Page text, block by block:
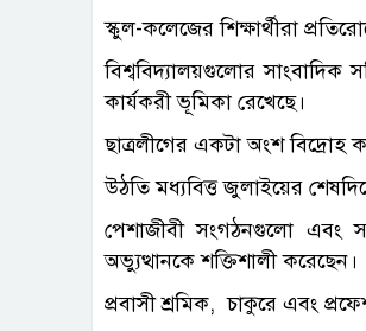
স্কুল-কলেজের শিক্ষার্থীরা
বিশ্ববিদ্যালয়গুলোর সাংবাদিক
কার্যকরী ভূমিকা রেখেছে।
ছাত্রলীগের একটা অংশ বিদ্রোহ
উঠতি মধ্যবিত্ত জুলাইয়ের
পেশাজীবী সংগঠনগুলো এবং
অভ্যুত্থানকে শক্তিশালী করেছেন।
প্রবাসী শ্রমিক, চাকুরে এবং